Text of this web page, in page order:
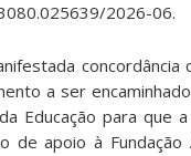
2026-06.
concordância
a ser encaminhado
Educação para que a
de apoio à Fundação